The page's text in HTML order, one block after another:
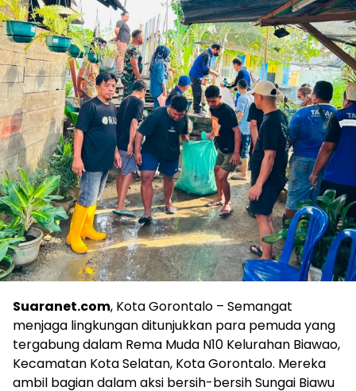
Suaranet.com, Kota Gorontalo – Semangat
menjaga lingkungan ditunjukkan para pemuda yang
tergabung dalam Rema Muda N10 Kelurahan Biawao,
Kecamatan Kota Selatan, Kota Gorontalo. Mereka
ambil bagian dalam aksi bersih-bersih Sungai Biawu